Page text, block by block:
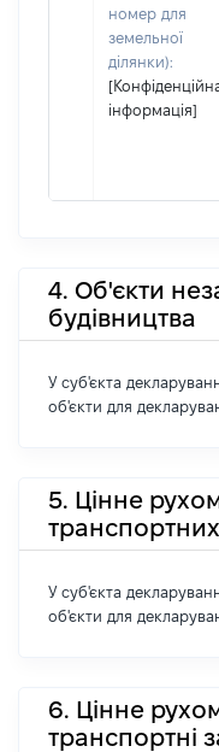
номер для
земельної
ділянки):
інформація]
4. Об'єкти
будівництва
У суб'єкта
об'єкти для
5. Цінне
транспортних
У суб'єкта
об'єкти для
6. Цінне
транспортні